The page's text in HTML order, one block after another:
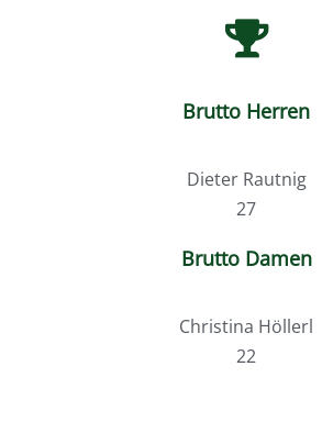
Brutto Herren
Dieter Rautnig
27
Brutto Damen
Christina Höllerl
22